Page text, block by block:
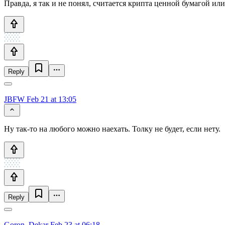
Правда, я так и не понял, считается крипта ценной бумагой
Reply
JBFW Feb 21 at 13:05
Ну так-то на любого можно наехать. Толку не будет, если нету.
Reply